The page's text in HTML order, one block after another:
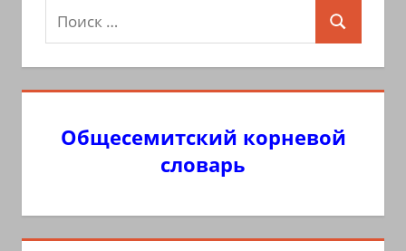
Поиск
для:
Поиск
Общесемитский корневой
словарь